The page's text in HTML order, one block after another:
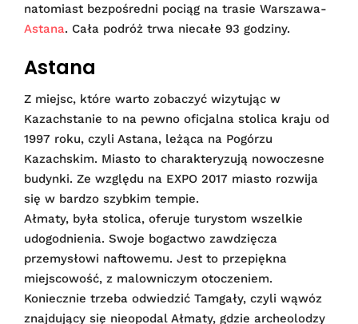
natomiast bezpośredni pociąg na trasie Warszawa-
Astana. Cała podróż trwa niecałe 93 godziny.
Astana
Z miejsc, które warto zobaczyć wizytując w
Kazachstanie to na pewno oficjalna stolica kraju od
1997 roku, czyli Astana, leżąca na Pogórzu
Kazachskim. Miasto to charakteryzują nowoczesne
budynki. Ze względu na EXPO 2017 miasto rozwija
się w bardzo szybkim tempie.
Ałmaty, była stolica, oferuje turystom wszelkie
udogodnienia. Swoje bogactwo zawdzięcza
przemysłowi naftowemu. Jest to przepiękna
miejscowość, z malowniczym otoczeniem.
Koniecznie trzeba odwiedzić Tamgały, czyli wąwóz
znajdujący się nieopodal Ałmaty, gdzie archeolodzy